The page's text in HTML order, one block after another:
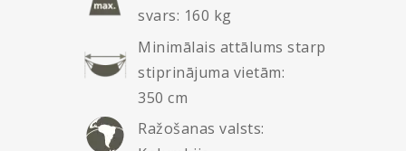
svars: 160 kg
Minimālais attālums starp
stiprinājuma vietām:
350 cm
Ražošanas valsts: